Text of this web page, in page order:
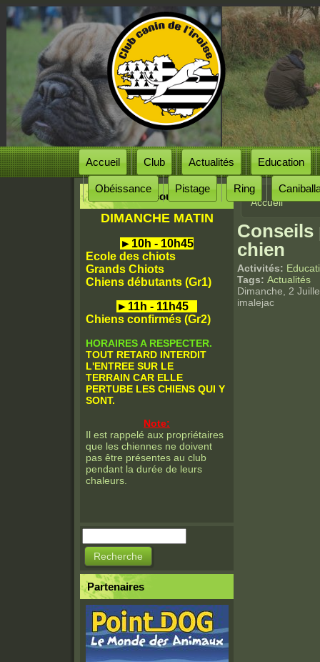
Accueil Club Actualités Education
Obéissance Pistage Ring
Horaires des cours
DIMANCHE MATIN
► 10h - 10h45
Ecole des chiots
Grands Chiots
Chiens débutants (Gr1)
► 11h - 11h45
Chiens confirmés (Gr2)
HORAIRES A RESPECTER.
TOUT RETARD INTERDIT
L'ENTREE SUR LE
TERRAIN CAR ELLE
PERTUBE LES CHIENS QUI Y
SONT.
Note:
Il est rappelé aux propriétaires
que les chiennes ne doivent
pas être présentes au club
pendant la durée de leurs
chaleurs.
Formulaire de
recherche
Partenaires
Vous
Accueil
Conseils
chien
Activités:
Tags: Actualités
Dimanche, 2
imalejac